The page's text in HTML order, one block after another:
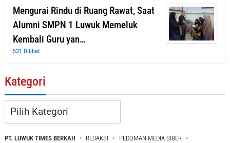
Mengurai Rindu di Ruang Rawat, Saat
Alumni SMPN 1 Luwuk Memeluk
Kembali Guru yan…
531 Dilihat
Kategori
Kategori
PT. LUWUK TIMES BERKAH REDAKSI
PEDOMAN MEDIA SIBER